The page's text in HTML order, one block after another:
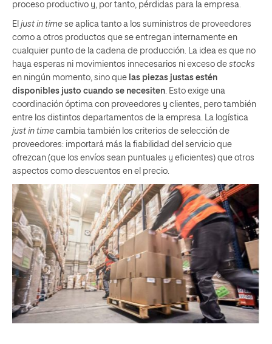
proceso productivo y, por tanto, pérdidas para la empresa.
El just in time se aplica tanto a los suministros de proveedores
como a otros productos que se entregan internamente en
cualquier punto de la cadena de producción. La idea es que no
haya esperas ni movimientos innecesarios ni exceso de stocks
en ningún momento, sino que las piezas justas estén
disponibles justo cuando se necesiten . Esto exige una
coordinación óptima con proveedores y clientes, pero también
entre los distintos departamentos de la empresa. La logística
just in time cambia también los criterios de selección de
proveedores: importará más la fiabilidad del servicio que
ofrezcan (que los envíos sean puntuales y eficientes) que otros
aspectos como descuentos en el precio.